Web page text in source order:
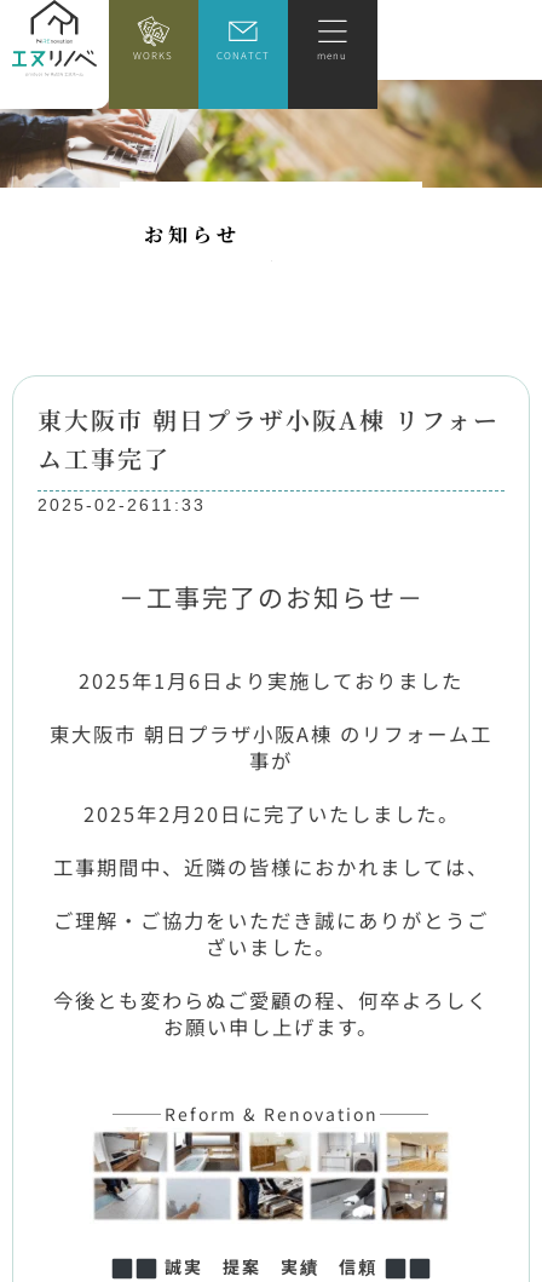
WORKS CONATCT menu
お知 ら せ
東大阪市 朝日プラザ小阪A棟 リフォー
ム工事完了
2025-02-26 11:33
－工事完了のお知らせ－
2025年1月6日より実施しておりました
東大阪市 朝日プラザ小阪A棟 のリフォーム工
事が
2025年2月20日に完了いたしました。
工事期間中、近隣の皆様におかれましては、
ご理解・ご協力をいただき誠にありがとうご
ざいました。
今後とも変わらぬご愛顧の程、何卒よろしく
お願い申し上げます。
———Reform & Renovation———
誠実 提案 実績 信頼